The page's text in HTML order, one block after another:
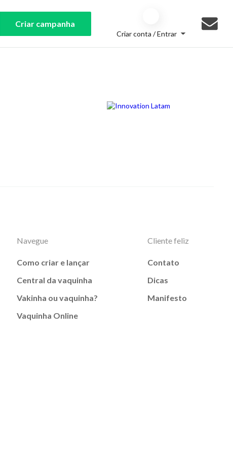
Criar campanha
Criar conta / Entrar
Navegue
Como criar e lançar
Central da vaquinha
Vakinha ou vaquinha?
Vaquinha Online
Cliente feliz
Contato
Dicas
Manifesto